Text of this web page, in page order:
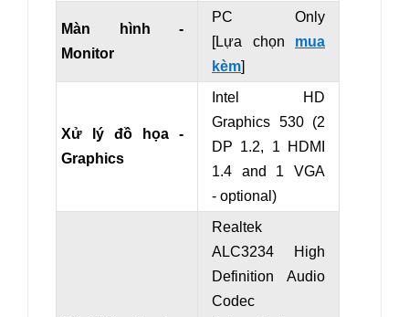
Màn hình -
Monitor
PC Only
[Lựa chọn mua
kèm]
Xử lý đồ họa -
Graphics
Intel HD
Graphics 530 (2
DP 1.2, 1 HDMI
1.4 and 1 VGA
- optional )
Realtek
ALC3234 High
Definition Audio
Codec